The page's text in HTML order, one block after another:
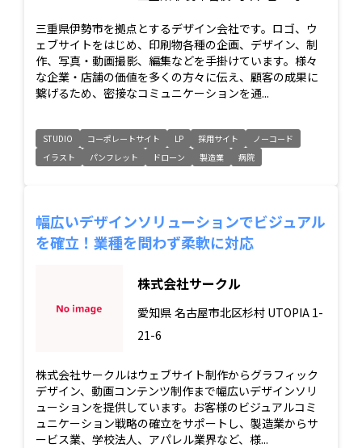
三重県伊勢市を拠点とするデザイン会社です。ロゴ、ウ
ェブサイトをはじめ、印刷物各種の企画、デザイン、制
作、写真・動画撮影、編集などを手掛けています。様々
な企業・店舗の価値を多くの方々に伝え、顧客の成果に
繋げるため、密接なコミュニケーションを通...
STUDIO コーポレートサイト LP 採用サイト
ノーコード
イラスト
パンフレット ドローン 製造業 病院
幅広いデザインソリューションでビジュアル
を確立！業種を問わず柔軟に対応
株式会社サークル
愛知県 名古屋市北区杉村 UTOPIA 1-
21-6
株式会社サークルはウェブサイト制作からグラフィック
デザイン、動画コンテンツ制作まで幅広いデザインソリ
ューションを提供しています。お客様のビジュアルコミ
ュニケーション戦略の確立をサポートし、製造業からサ
ービス業、学校法人、アパレル業界など、様...